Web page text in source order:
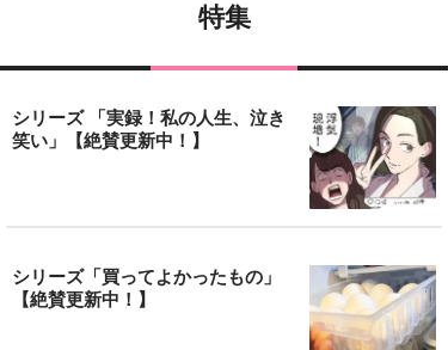
特集
シリーズ 「実録！私の人生、泣き
笑い」【絶賛更新中！】
シリーズ「買ってよかったもの」
【絶賛更新中！】